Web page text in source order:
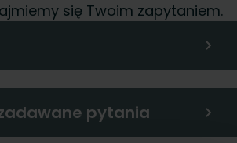
się Twoim zapytaniem.
pytania